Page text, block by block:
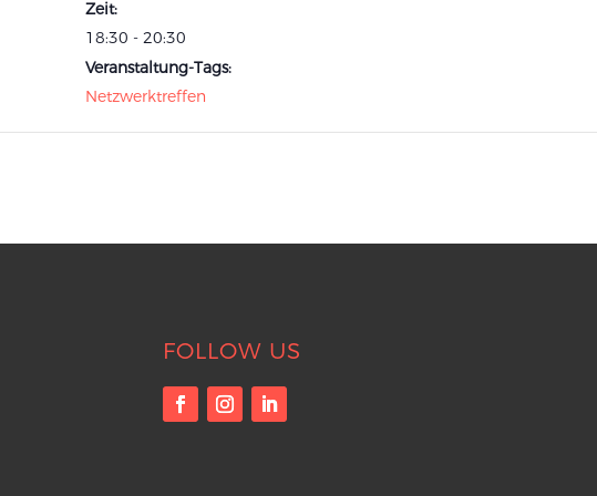
Zeit:
18:30 - 20:30
Veranstaltung-Tags:
Netzwerktreffen
FOLLOW US